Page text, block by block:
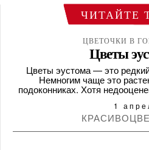
ЦВЕТОЧКИ В
ДОМАШНЯЯ
ГОРШКЕ:
И
11
КАК
ГИАЦИНТОМ
26
ЧИТАЙТЕ
ЦВЕТОЧКИ В
Цветы
Цветы эустома — это
Немногим чаще это
подоконниках. Хотя
1